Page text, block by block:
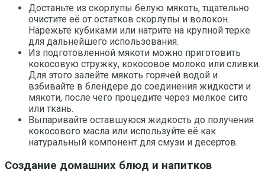
Достаньте из скорлупы белую мякоть, тщательно
очистите её от остатков скорлупы и волокон.
Нарежьте кубиками или натрите на крупной терке
для дальнейшего использования.
Из подготовленной мякоти можно приготовить
кокосовую стружку, кокосовое молоко или сливки.
Для этого залейте мякоть горячей водой и
взбивайте в блендере до соединения жидкости и
мякоти, после чего процедите через мелкое сито
или ткань.
Выпаривайте оставшуюся жидкость до получения
кокосового масла или используйте её как
натуральный компонент для смузи и десертов.
Создание домашних блюд и напитков